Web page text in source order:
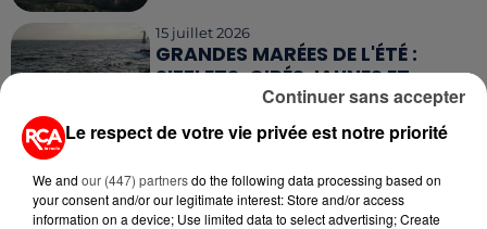
15 juillet 2026
GRANDES MARÉES DE L'ÉTÉ :
SIFFLETS, CIRÉS JAUNES ET
CANICULE ET SÉCHERESSE : LES
APICULTEURS S'INQUIÈTENT
D'UNE RÉCOLTE...
Le respect de votre vie privée est notre priorité
We and our (447) partnersdo the following data processing based on
your consent and/or our legitimate interest: Store and/or access
information on a device; Use limited data to select advertising; Create
Continuer sans accepter